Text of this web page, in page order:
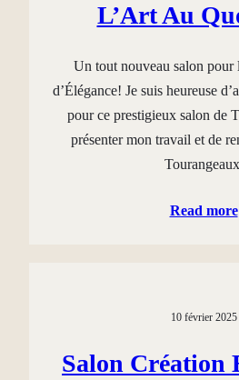
L’Art Au
Un tout nouveau salon pour
d’Élégance! Je suis heureuse
pour ce prestigieux salon de
présenter mon travail et de
Read more
10 février 2025
Salon Création